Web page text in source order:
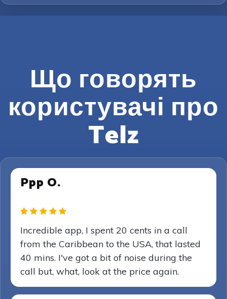
Що говорять
користувачі про
Telz
Ppp O.
Incredible app, I spent 20 cents in a call
from the Caribbean to the USA, that lasted
40 mins. I've got a bit of noise during the
call but, what, look at the price again.